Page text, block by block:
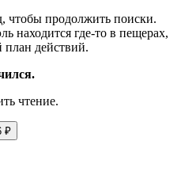
чтобы продолжить поиски.
находится где-то в пещерах,
действий.
чтение.
₽